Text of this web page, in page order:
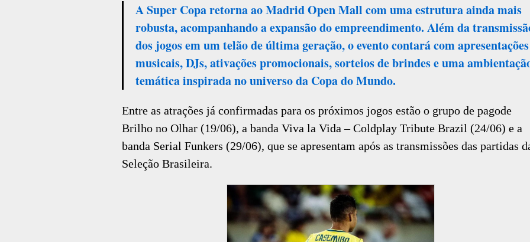
A Super Copa retorna ao Madrid Open Mall com uma estrutura ainda mais
robusta, acompanhando a expansão do empreendimento. Além da
dos jogos em um telão de última geração, o evento contará com apresentações
musicais, DJs, ativações promocionais, sorteios de brindes e uma
temática inspirada no universo da Copa do Mundo.
Entre as atrações já confirmadas para os próximos jogos estão o grupo de pagode
Brilho no Olhar (19/06), a banda Viva la Vida – Coldplay Tribute Brazil (24/06) e a
banda Serial Funkers (29/06), que se apresentam após as transmissões das partidas
Seleção Brasileira.